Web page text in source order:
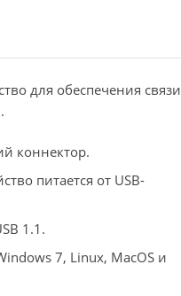
для обеспечения связи
коннектор.
питается от USB-
1.1.
7, Linux, MacOS и